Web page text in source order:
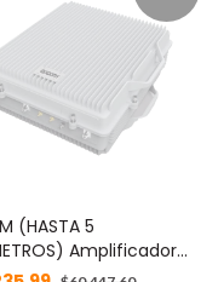
(HASTA 5
Amplificador
Celular de ALTA